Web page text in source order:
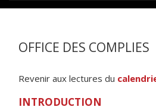
OFFICE DES COMPLIES
Revenir aux lectures du
INTRODUCTION